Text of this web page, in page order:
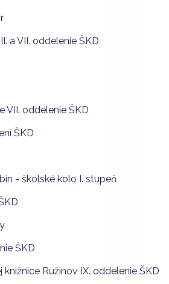
a VII. oddelenie ŠKD
VII. oddelenie ŠKD
ŠKD
- školské kolo I. stupeň
ŠKD
Ružinov IX. oddelenie ŠKD